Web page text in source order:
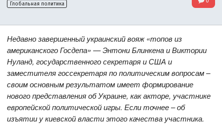
Глобальная политика
Недавно завершенный украинский вояж «топов из
американского Госдепа» — Энтони Блинкена и Виктории
Нуланд, государственного секретаря и США и
заместителя госсекретаря по политическим вопросам –
своим основным результатом имеет формирование
нового представления об Украине, как акторе, участнике
европейской политической игры. Если точнее – об
изъятии у киевской власти этого качества участника.